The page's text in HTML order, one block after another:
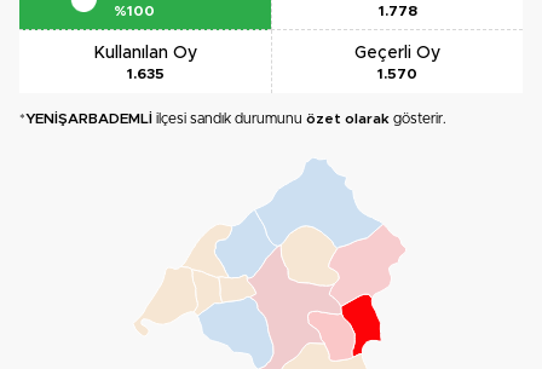
%100 1.778
Kullanılan Oy
1.635
Geçerli Oy
1.570
*YENİŞARBADEMLİ ilçesi sandık durumunu özet olarak gösterir.